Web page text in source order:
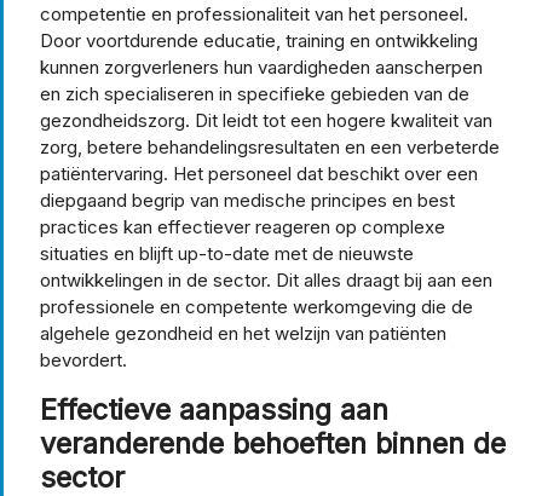
competentie en professionaliteit van het personeel.
Door voortdurende educatie, training en ontwikkeling
kunnen zorgverleners hun vaardigheden aanscherpen
en zich specialiseren in specifieke gebieden van de
gezondheidszorg. Dit leidt tot een hogere kwaliteit van
zorg, betere behandelingsresultaten en een verbeterde
patiëntervaring. Het personeel dat beschikt over een
diepgaand begrip van medische principes en best
practices kan effectiever reageren op complexe
situaties en blijft up-to-date met de nieuwste
ontwikkelingen in de sector. Dit alles draagt bij aan een
professionele en competente werkomgeving die de
algehele gezondheid en het welzijn van patiënten
bevordert.
Effectieve aanpassing aan
veranderende behoeften binnen de
sector